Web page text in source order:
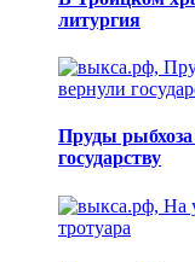
литургия
Пруды
государству